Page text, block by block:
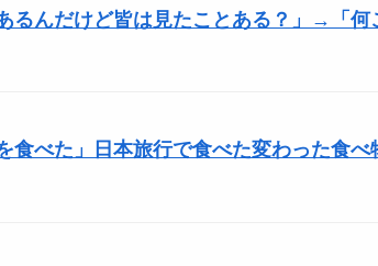
るんだけど皆は見たことある？」→「何
食べた」日本旅行で食べた変わった食べ